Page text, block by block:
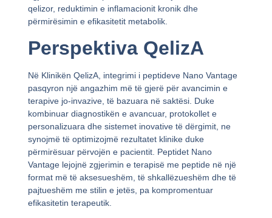
qelizor, reduktimin e inflamacionit kronik dhe
përmirësimin e efikasitetit metabolik.
Perspektiva QelizA
Në Klinikën QelizA, integrimi i peptideve Nano Vantage
pasqyron një angazhim më të gjerë për avancimin e
terapive jo-invazive, të bazuara në saktësi. Duke
kombinuar diagnostikën e avancuar, protokollet e
personalizuara dhe sistemet inovative të dërgimit, ne
synojmë të optimizojmë rezultatet klinike duke
përmirësuar përvojën e pacientit. Peptidet Nano
Vantage lejojnë zgjerimin e terapisë me peptide në një
format më të aksesueshëm, të shkallëzueshëm dhe të
pajtueshëm me stilin e jetës, pa kompromentuar
efikasitetin terapeutik.